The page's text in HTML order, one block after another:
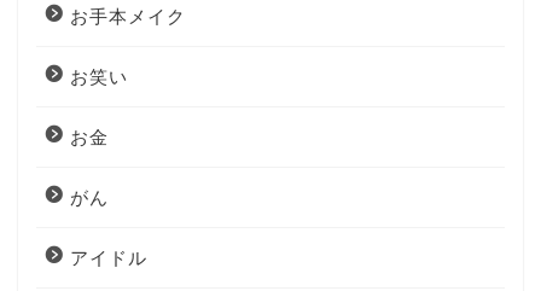
お手本メイク
お笑い
お金
がん
アイドル